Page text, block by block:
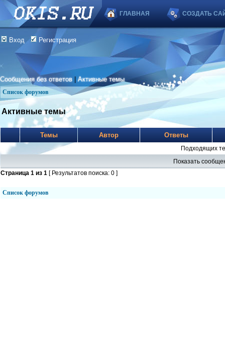
ГЛАВНАЯ СОЗДАТЬ
Вход Регистрация
Сообщения без ответов |Активные темы
Список форумов
Активные темы
Темы Автор Ответы
Подходящих
Показать
Страница 1 из 1 [ Результатов поиска: 0 ]
Список форумов